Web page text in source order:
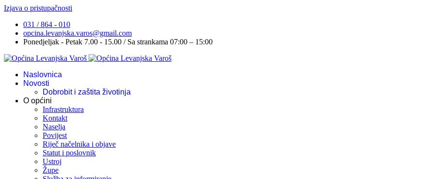
Izjava o pristupačnosti
031 / 864 - 010
opcina.levanjska.varos@gmail.com
Ponedjeljak - Petak 7.00 - 15.00 / Sa strankama 07:00 – 15:00
Naslovnica
Novosti
Dobrobit i zaštita životinja
O općini
Infrastruktura
Kontakt
Naselja
Povijest
Riječ načelnika i objave
Statut i poslovnik
Ustroj
Župe